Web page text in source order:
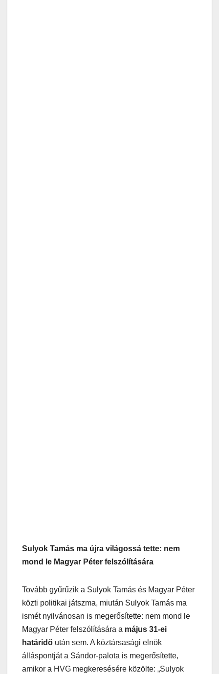
Sulyok Tamás ma újra világossá tette: nem
mond le Magyar Péter felszólítására
Tovább gyűrűzik a Sulyok Tamás és Magyar Péter
közti politikai játszma, miután Sulyok Tamás ma
ismét nyilvánosan is megerősítette: nem mond le
Magyar Péter felszólítására a május 31-ei
határidő után sem. A köztársasági elnök
álláspontját a Sándor-palota is megerősítette,
amikor a HVG megkeresésére közölte: „Sulyok